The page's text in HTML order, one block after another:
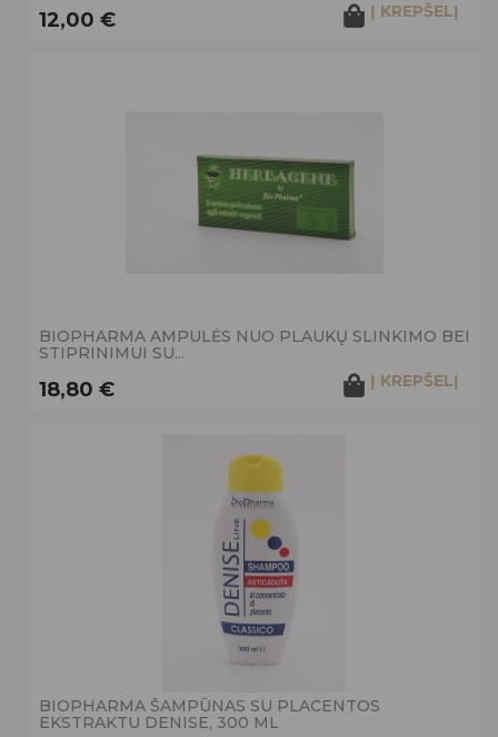
12,00 € Į KREPŠELĮ
BIOPHARMA AMPULĖS NUO PLAUKŲ SLINKIMO BEI
STIPRINIMUI SU...
18,80 € Į KREPŠELĮ
BIOPHARMA ŠAMPŪNAS SU PLACENTOS
EKSTRAKTU DENISE, 300 ML